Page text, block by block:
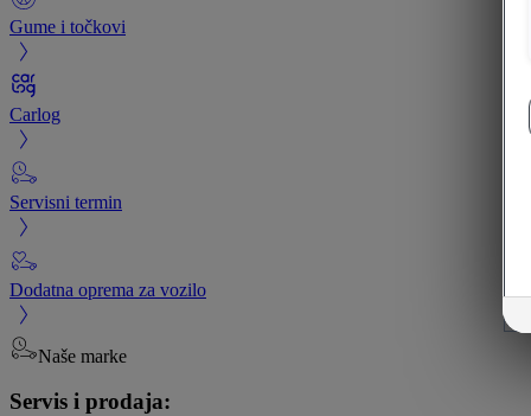
Gume i točkovi
Carlog
Servisni termin
Dodatna oprema za vozilo
Naše marke
Servis i prodaja: